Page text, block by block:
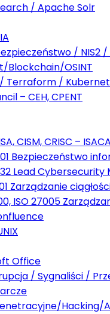
/ Apache Solr
/ NIS2 /
Blockchain/OSINT
Terraform /
– CEH, CPENT
CISM, CRISC – ISACA
Bezpieczeństwo
Lead Cybersecurity
Zarządzanie
ISO 27005
Office
/ Sygnaliści /
Hacking/